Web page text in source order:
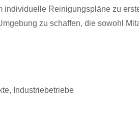
Reinigungspläne zu
zu schaffen, die sowohl
Industriebetriebe